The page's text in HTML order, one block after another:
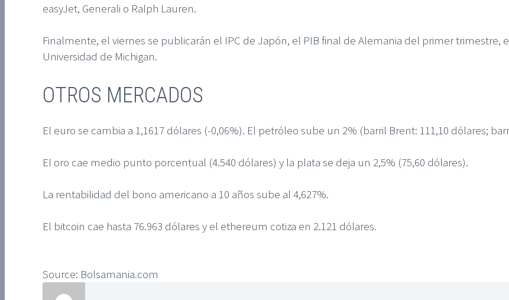
easyJet, Generali o Ralph Lauren.
Finalmente, el viernes se publicarán el IPC de Japón, el PIB final de Alemania del primer
Universidad de Michigan.
OTROS MERCADOS
El euro se cambia a 1,1617 dólares (-0,06%). El petróleo sube un 2% (barril Brent: 111,10 dólares;
El oro cae medio punto porcentual (4.540 dólares) y la plata se deja un 2,5% (75,60 dólares).
La rentabilidad del bono americano a 10 años sube al 4,627%.
El bitcoin cae hasta 76.963 dólares y el ethereum cotiza en 2.121 dólares.
Source: Bolsamania.com